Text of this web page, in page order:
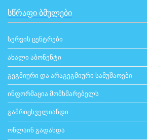
ᲡᲬᲠᲐᲤᲘ ᲑᲛᲣᲚᲔᲑᲘ
სერვის ცენტრები
ახალი აბონენტი
გეგმიური და არაგეგმიური სამუშაოები
ინფორმაცია მომხმარებელს
გამრიცხველიანდი
ონლაინ გადახდა